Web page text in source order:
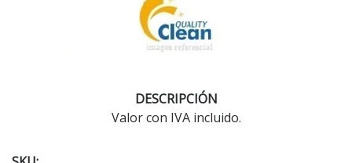
DESCRIPCIÓN
Valor con IVA incluido.